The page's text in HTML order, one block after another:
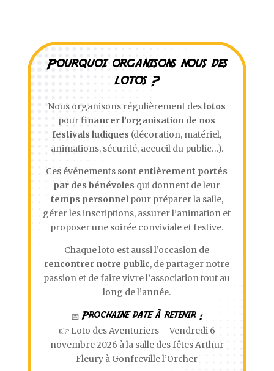
Pourquoi organisons nous des
lotos ?
Nous organisons régulièrement deslotos
pourfinancer l’organisation de nos
festivals ludiques (décoration, matériel,
animations, sécurité, accueil du public…).
Ces événements sont entièrement portés
par des bénévoles qui donnent de leur
temps personnelpour préparer la salle,
gérer les inscriptions, assurer l’animation et
proposer une soirée conviviale et festive.
Chaque loto est aussi l’occasion de
rencontrer notre public, de partager notre
passion et de faire vivre l’association tout au
long de l’année.
📅 Prochaine date à retenir :
👉 Loto des Aventuriers – Vendredi 6
novembre 2026 à la salle des fêtes Arthur
Fleury à Gonfreville l’Orcher